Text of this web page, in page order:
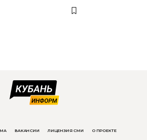
ВАКАНСИИ ЛИЦЕНЗИЯ СМИ О ПРОЕКТЕ